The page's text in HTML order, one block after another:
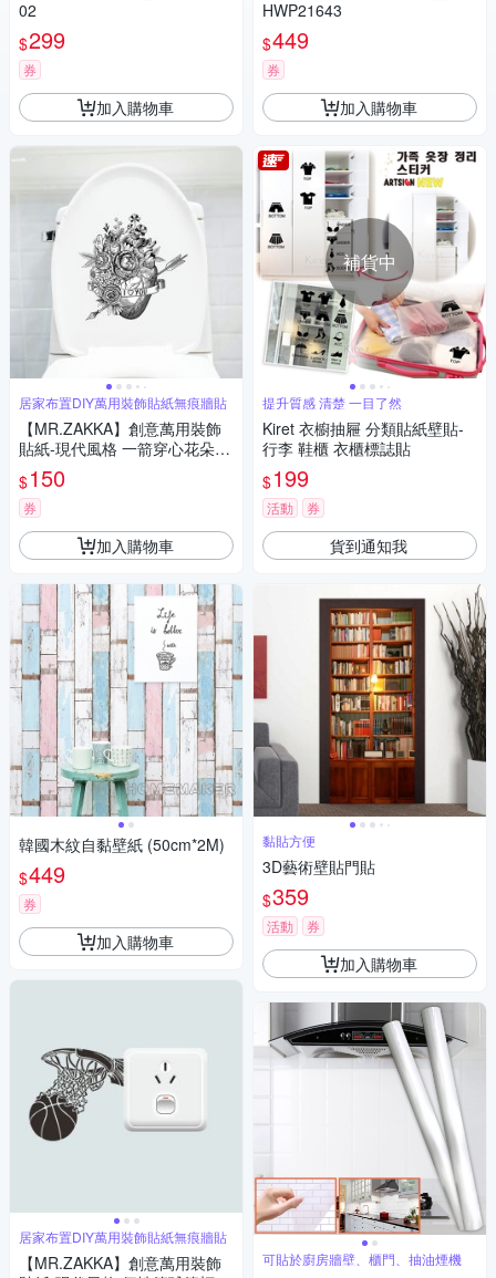
02
$299
券
加入購物車
居家布置DIY萬用裝飾貼紙無痕牆貼
【MR.ZAKKA】創意萬用裝飾
貼紙-現代風格 一箭穿心花朵線
條 居家布置 DIY可移式壁貼 無
痕壁貼 牆貼
$150
券
加入購物車
韓國木紋自黏壁紙 (50cm*2M)
$449
券
加入購物車
居家布置DIY萬用裝飾貼紙無痕牆貼
【MR.ZAKKA】創意萬用裝飾
HWP21643
$449
券
加入購物車
補貨中
提升質感 清楚 一目了然
Kiret 衣櫥抽屜 分類貼紙壁貼-
行李 鞋櫃 衣櫃標誌貼
$199
活動 券
貨到通知我
黏貼方便
3D藝術壁貼門貼
$359
活動 券
加入購物車
可貼於廚房牆壁、櫃門、抽油煙機